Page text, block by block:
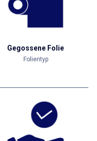
Gegossene Folie
Folientyp